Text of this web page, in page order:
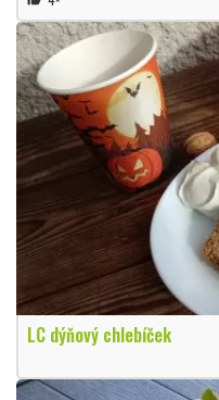
LC dýňový chlebíček